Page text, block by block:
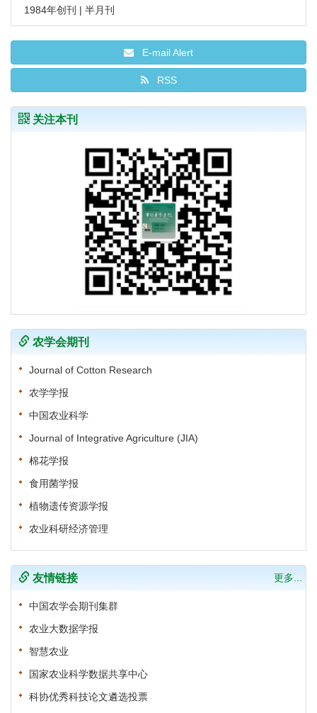
1984年创刊 | 半月刊
E-mail Alert
RSS
关注本刊
农学会期刊
Journal of Cotton Research
农学学报
中国农业科学
Journal of Integrative Agriculture (JIA)
棉花学报
食用菌学报
植物遗传资源学报
农业科研经济管理
友情链接 更多...
中国农学会期刊集群
农业大数据学报
智慧农业
国家农业科学数据共享中心
科协优秀科技论文遴选投票